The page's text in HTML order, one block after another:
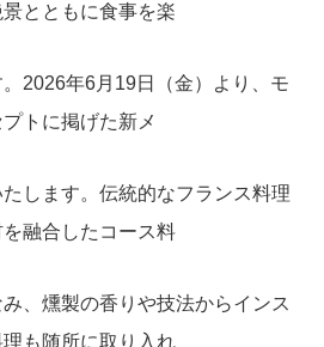
とともに食事を楽
2026年6月19日（金）より、モ
トに掲げた新メ
します。伝統的なフランス料理
融合したコース料
、燻製の香りや技法からインス
も随所に取り入れ